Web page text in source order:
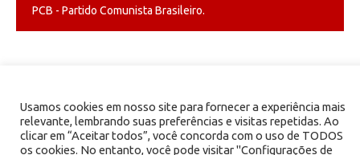
PCB - Partido Comunista Brasileiro.
Usamos cookies em nosso site para fornecer a experiência mais
relevante, lembrando suas preferências e visitas repetidas. Ao
clicar em “Aceitar todos”, você concorda com o uso de TODOS
os cookies. No entanto, você pode visitar "Configurações de